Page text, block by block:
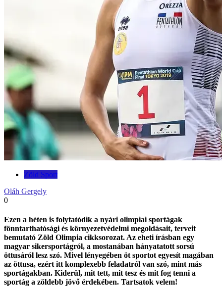
Zöld Sport
Oláh Gergely
0
Ezen a héten is folytatódik a nyári olimpiai sportágak
fönntarthatósági és környezetvédelmi megoldásait, terveit
bemutató Zöld Olimpia cikksorozat. Az eheti írásban egy
magyar sikersportágról, a mostanában hányatatott sorsú
öttusáról lesz szó. Mivel lényegében öt sportot egyesít magában
az öttusa, ezért itt komplexebb feladatról van szó, mint más
sportágakban. Kiderül, mit tett, mit tesz és mit fog tenni a
sportág a zöldebb jövő érdekében. Tartsatok velem!